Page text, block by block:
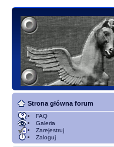
Strona główna forum
FAQ
Galeria
Zarejestruj
Zaloguj